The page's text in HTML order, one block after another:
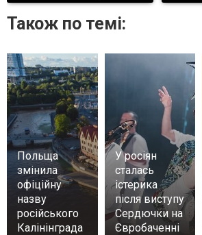
Також по темі:
Польща
змінила
офіційну
назву
російського
Калінінграда
У росіян
сталась
істерика
після виступу
Сердючки на
Євробаченні